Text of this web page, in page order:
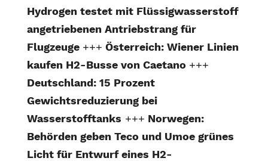
Hydrogen testet mit Flüssigwasserstoff
angetriebenen Antriebstrang für
Flugzeuge +++ Österreich: Wiener Linien
kaufen H2-Busse von Caetano +++
Deutschland: 15 Prozent
Gewichtsreduzierung bei
Wasserstofftanks +++ Norwegen:
Behörden geben Teco und Umoe grünes
Licht für Entwurf eines H2-